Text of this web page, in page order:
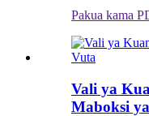
Pakua kama
Vali ya
Maboksi